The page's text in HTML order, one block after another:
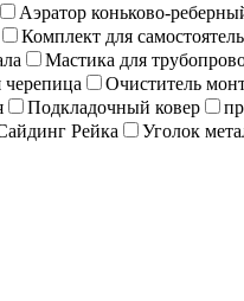
Аэратор коньково-
Комплект для
Мастика для
Очиститель
Подкладочный ковер
Рейка Уголок